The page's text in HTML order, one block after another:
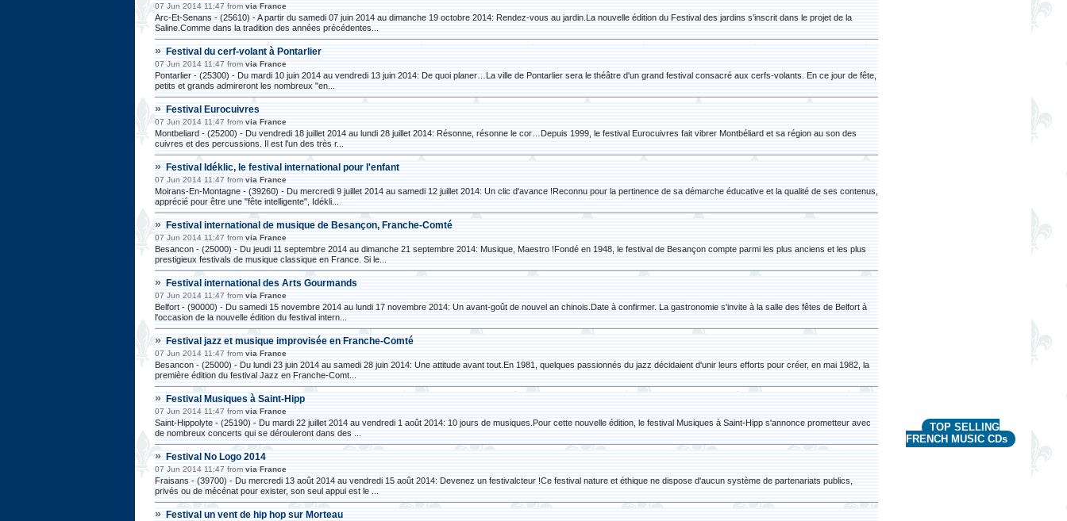
TOP SELLING
FRENCH MUSIC CDs
07 Jun 2014 11:47 from via France
Arc-Et-Senans - (25610) - A partir du samedi 07 juin 2014 au dimanche 19 octobre 2014: Rendez-vous au jardin.La nouvelle édition du Festival des jardins s’inscrit dans le projet de la
Saline.Comme dans la tradition des années précédentes...
» Festival du cerf-volant à Pontarlier
07 Jun 2014 11:47 from via France
Pontarlier - (25300) - Du mardi 10 juin 2014 au vendredi 13 juin 2014: De quoi planer…La ville de Pontarlier sera le théâtre d'un grand festival consacré aux cerfs-volants. En ce jour de fête,
petits et grands admireront les nombreux "en...
» Festival Eurocuivres
07 Jun 2014 11:47 from via France
Montbeliard - (25200) - Du vendredi 18 juillet 2014 au lundi 28 juillet 2014: Résonne, résonne le cor…Depuis 1999, le festival Eurocuivres fait vibrer Montbéliard et sa région au son des
cuivres et des percussions. Il est l'un des très r...
» Festival Idéklic, le festival international pour l'enfant
07 Jun 2014 11:47 from via France
Moirans-En-Montagne - (39260) - Du mercredi 9 juillet 2014 au samedi 12 juillet 2014: Un clic d'avance !Reconnu pour la pertinence de sa démarche éducative et la qualité de ses contenus,
apprécié pour être une "fête intelligente", Idékli...
» Festival international de musique de Besançon, Franche-Comté
07 Jun 2014 11:47 from via France
Besancon - (25000) - Du jeudi 11 septembre 2014 au dimanche 21 septembre 2014: Musique, Maestro !Fondé en 1948, le festival de Besançon compte parmi les plus anciens et les plus
prestigieux festivals de musique classique en France. Si le...
» Festival international des Arts Gourmands
07 Jun 2014 11:47 from via France
Belfort - (90000) - Du samedi 15 novembre 2014 au lundi 17 novembre 2014: Un avant-goût de nouvel an chinois.Date à confirmer. La gastronomie s'invite à la salle des fêtes de Belfort à
l'occasion de la nouvelle édition du festival intern...
» Festival jazz et musique improvisée en Franche-Comté
07 Jun 2014 11:47 from via France
Besancon - (25000) - Du lundi 23 juin 2014 au samedi 28 juin 2014: Une attitude avant tout.En 1981, quelques passionnés du jazz décidaient d'unir leurs efforts pour créer, en mai 1982, la
première édition du festival Jazz en Franche-Comt...
» Festival Musiques à Saint-Hipp
07 Jun 2014 11:47 from via France
Saint-Hippolyte - (25190) - Du mardi 22 juillet 2014 au vendredi 1 août 2014: 10 jours de musiques.Pour cette nouvelle édition, le festival Musiques à Saint-Hipp s'annonce prometteur avec
de nombreux concerts qui se dérouleront dans des ...
» Festival No Logo 2014
07 Jun 2014 11:47 from via France
Fraisans - (39700) - Du mercredi 13 août 2014 au vendredi 15 août 2014: Devenez un festivalcteur !Ce festival nature et éthique ne dispose d'aucun système de partenariats publics,
privés ou de mécénat pour exister, son seul appui est le ...
» Festival un vent de hip hop sur Morteau